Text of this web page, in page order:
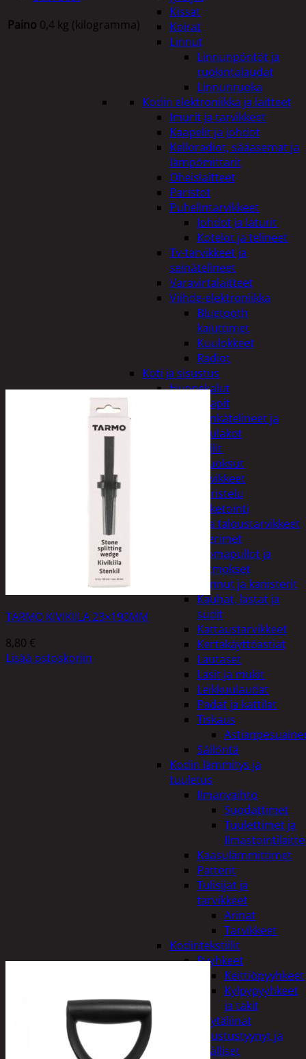
Kissat
Koirat
Linnut
Linnunpöntöt ja
ruokintalaudat
Linnunruoka
Kodin elektroniikka ja laitteet
Imurit ja tarvikkeet
Kaapelit ja johdot
Kelloradiot, sääasemat ja
lämpömittarit
Oheislaitteet
Paristot
Puhelintarvikkeet
Johdot ja laturit
Kotelot ja telineet
Tv-tarvikkeet ja
seinätelineet
Varavirtalaitteet
Viihde-elektroniikka
Bluetooth
kaiuttimet
Kuulokkeet
Radiot
Koti ja sisustus
Huonekalut
Kaapit
Kenkätelineet ja
naulakot
Peilit
Huonetuoksut
Juhlatarvikkeet
Koristelu
Paketointi
Keittiö ja taloustarvikkeet
Aterimet
Juomapullot ja
termokset
Kannut ja kanisterit
Kauhat, lastat ja
sudit
Kattaustarvikkeet
Kertakäyttöastiat
Lautaset
Lasit ja mukit
Leikkuulaudat
Padat ja kattilat
Tiskaus
Säilöntä
Kodin lämmitys ja
tuuletus
Ilmanvaihto
Suodattimet
Tuulettimet ja
Kaasulämmittimet
Patterit
Tulisijat ja
tarvikkeet
Arinat
Tarvikkeet
Kodintekstiilit
Pyyhkeet
Keittiöpyyhkeet
Kylpypyyhkeet
ja takit
Pöytäliinat
Sisustustyynyt ja
päälliset
Paino 0,4 kg (kilogramma)
TARMO KIVIKIILA 23×190MM
8,80 €
Lisää ostoskoriin